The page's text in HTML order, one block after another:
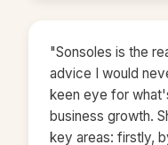
waardevolle
"Sonsoles is the
advice I would
keen eye for
business growth.
key areas: firstly,